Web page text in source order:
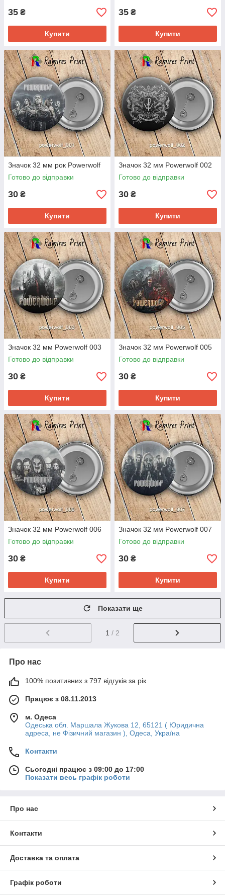
35 ₴
Купити
35 ₴
Купити
Значок 32 мм рок Powerwolf
Готово до відправки
30 ₴
Купити
Значок 32 мм Powerwolf 002
Готово до відправки
30 ₴
Купити
Значок 32 мм Powerwolf 003
Готово до відправки
30 ₴
Купити
Значок 32 мм Powerwolf 005
Готово до відправки
30 ₴
Купити
Значок 32 мм Powerwolf 006
Готово до відправки
30 ₴
Купити
Значок 32 мм Powerwolf 007
Готово до відправки
30 ₴
Купити
Показати ще
1 / 2
Про нас
100% позитивних з 797 відгуків за рік
Працює з 08.11.2013
м. Одеса
Одеська обл. Маршала Жукова 12, 65121 ( Юридична
адреса, не Фізичний магазин ), Одеса, Україна
Контакти
Сьогодні працює з 09:00 до 17:00
Показати весь графік роботи
Про нас
Контакти
Доставка та оплата
Графік роботи